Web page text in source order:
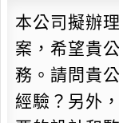
本公司擬辦
案，希望貴
務。請問貴
經驗？另外